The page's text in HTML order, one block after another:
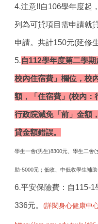
4.注意!!自106學年度起
列為可貸項目需申請就
申請。共計150元(延修
5.自112學年度第二學期
校內住宿費」欄位， 校
額 ，「住宿費」(校內
行政院減免「前」金額
貸金額錯誤。
學生一舍(男生)8300元、學生二舍
助-5000元；低收、中低收學生補
6.平安保險費：自115-
336元。 (詳閱身心健康中